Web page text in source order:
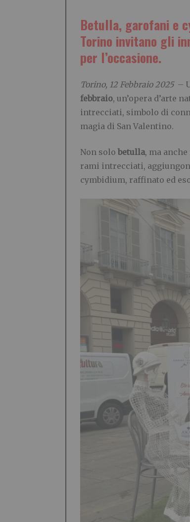
Betulla, garofani e
Torino invitano gli
per l’occasione.
Torino, 12 Febbraio 2025–
febbraio, un’opera d’arte
intrecciati, simbolo di
magia di San Valentino.
Non solo betulla, ma
rami intrecciati,
cymbidium, raffinato ed